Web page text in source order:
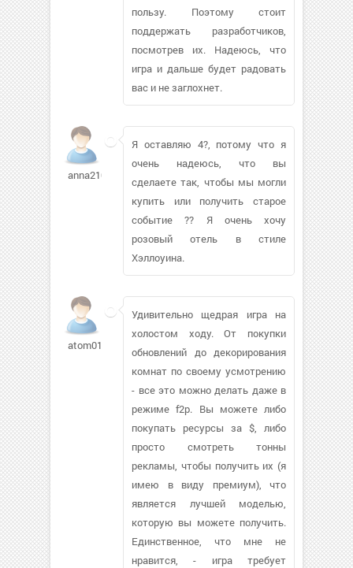
пользу. Поэтому стоит
поддержать разработчиков,
посмотрев их. Надеюсь, что
игра и дальше будет радовать
вас и не заглохнет.
anna210790
Я оставляю 4?, потому что я
очень надеюсь, что вы
сделаете так, чтобы мы могли
купить или получить старое
событие ?? Я очень хочу
розовый отель в стиле
Хэллоуина.
atom012
Удивительно щедрая игра на
холостом ходу. От покупки
обновлений до декорирования
комнат по своему усмотрению
- все это можно делать даже в
режиме f2p. Вы можете либо
покупать ресурсы за $, либо
просто смотреть тонны
рекламы, чтобы получить их (я
имею в виду премиум), что
является лучшей моделью,
которую вы можете получить.
Единственное, что мне не
нравится, - игра требует